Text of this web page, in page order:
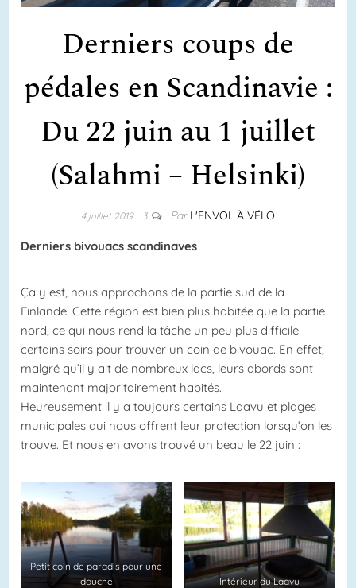
Derniers coups de
pédales en Scandinavie :
Du 22 juin au 1 juillet
(Salahmi – Helsinki)
4 juillet 2019 3 ParL'ENVOL À VÉLO
Derniers bivouacs scandinaves
Ça y est, nous approchons de la partie sud de la
Finlande. Cette région est bien plus habitée que la partie
nord, ce qui nous rend la tâche un peu plus difficile
certains soirs pour trouver un coin de bivouac. En effet,
malgré qu’il y ait de nombreux lacs, leurs abords sont
maintenant majoritairement habités.
Heureusement il y a toujours certains Laavu et plages
municipales qui nous offrent leur protection lorsqu’on les
trouve. Et nous en avons trouvé un beau le 22 juin :
Petit coin de paradis pour une
douche
Intérieur du Laavu